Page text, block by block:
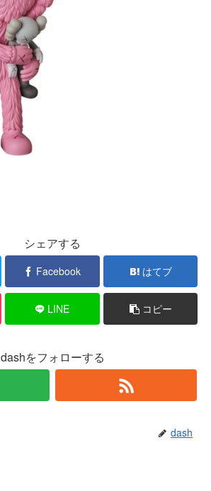
シェアする
Facebook はてブ
LINE コピー
dashをフォローする
dash